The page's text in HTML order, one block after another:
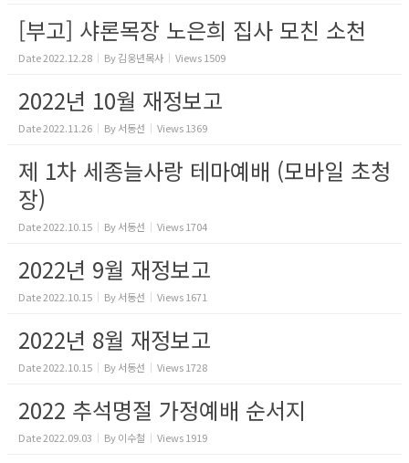
[부고] 샤론목장 노은희 집사 모친 소천
Date2022.12.28 By김웅년목사 Views1509
2022년 10월 재정보고
Date2022.11.26 By서동선 Views1369
제 1차 세종늘사랑 테마예배 (모바일 초청
장)
Date2022.10.15 By서동선 Views1704
2022년 9월 재정보고
Date2022.10.15 By서동선 Views1671
2022년 8월 재정보고
Date2022.10.15 By서동선 Views1728
2022 추석명절 가정예배 순서지
Date2022.09.03 By이수철 Views1919